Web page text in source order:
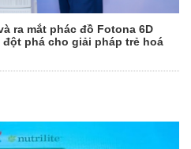
ra mắt phác đồ Fotona 6D
phá cho giải pháp trẻ hoá